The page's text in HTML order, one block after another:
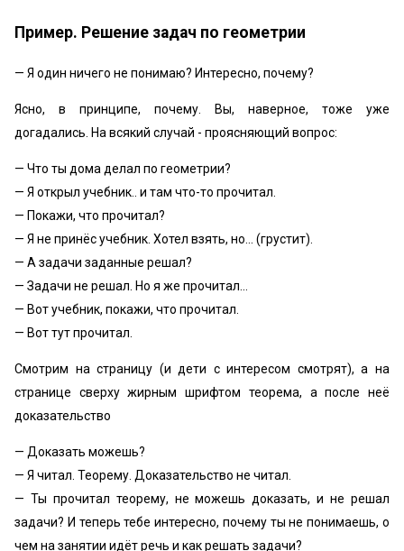
Пример. Решение задач по геометрии
— Я один ничего не понимаю? Интересно, почему?
Ясно, в принципе, почему. Вы, наверное, тоже уже
догадались. На всякий случай - проясняющий вопрос:
— Что ты дома делал по геометрии?
— Я открыл учебник.. и там что-то прочитал.
— Покажи, что прочитал?
— Я не принёс учебник. Хотел взять, но... (грустит).
— А задачи заданные решал?
— Задачи не решал. Но я же прочитал...
— Вот учебник, покажи, что прочитал.
— Вот тут прочитал.
Смотрим на страницу (и дети с интересом смотрят), а на
странице сверху жирным шрифтом теорема, а после неё
доказательство
— Доказать можешь?
— Я читал. Теорему. Доказательство не читал.
— Ты прочитал теорему, не можешь доказать, и не решал
задачи? И теперь тебе интересно, почему ты не понимаешь, о
чем на занятии идёт речь и как решать задачи?